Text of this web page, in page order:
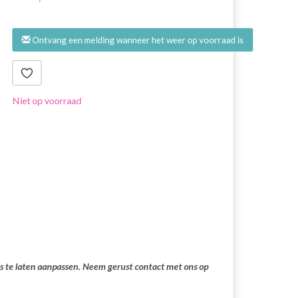
Ontvang een melding wanneer het weer op voorraad is
Niet op voorraad
laten aanpassen. Neem gerust contact met ons op